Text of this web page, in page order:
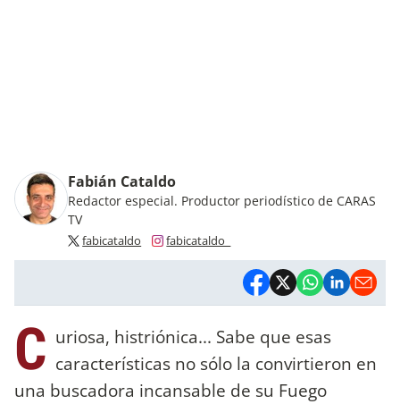
Fabián Cataldo
Redactor especial. Productor periodístico de CARAS
TV
fabicataldo fabicataldo_
C uriosa, histriónica... Sabe que esas
características no sólo la convirtieron en
una buscadora incansable de su Fuego